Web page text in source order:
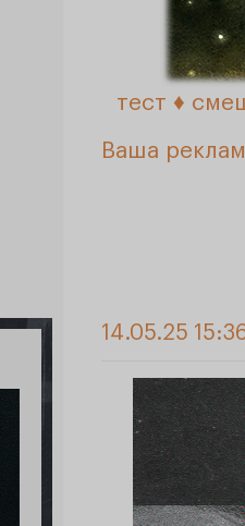
тест ♦️
Ваша
14.05.25